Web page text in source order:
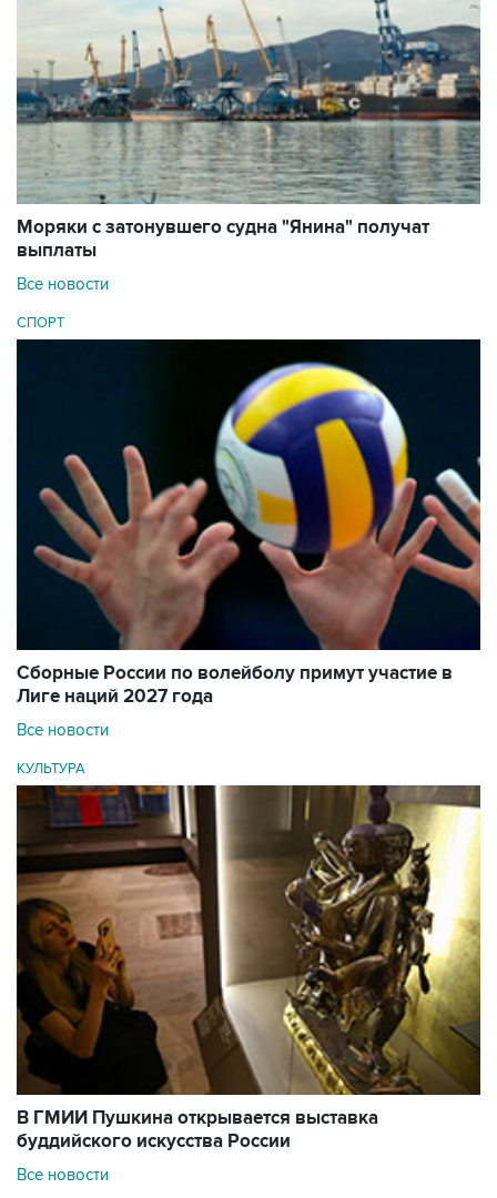
Моряки с затонувшего судна "Янина" получат
выплаты
Все новости
СПОРТ
Сборные России по волейболу примут участие в
Лиге наций 2027 года
Все новости
КУЛЬТУРА
В ГМИИ Пушкина открывается выставка
буддийского искусства России
Все новости